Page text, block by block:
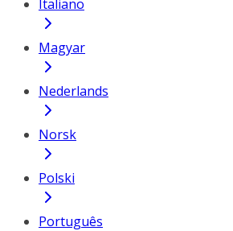
Italiano
Magyar
Nederlands
Norsk
Polski
Português